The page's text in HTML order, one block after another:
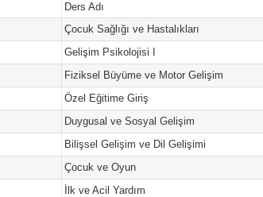
Ders Adı
Çocuk Sağlığı ve Hastalıkları
Gelişim Psikolojisi I
Fiziksel Büyüme ve Motor Gelişim
Özel Eğitime Giriş
Duygusal ve Sosyal Gelişim
Bilişsel Gelişim ve Dil Gelişimi
Çocuk ve Oyun
İlk ve Acil Yardım